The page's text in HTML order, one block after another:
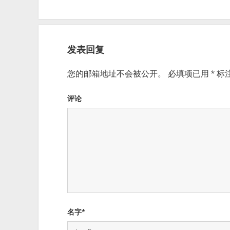
发表回复
您的邮箱地址不会被公开。 必填项已用 *标
评论
名字*